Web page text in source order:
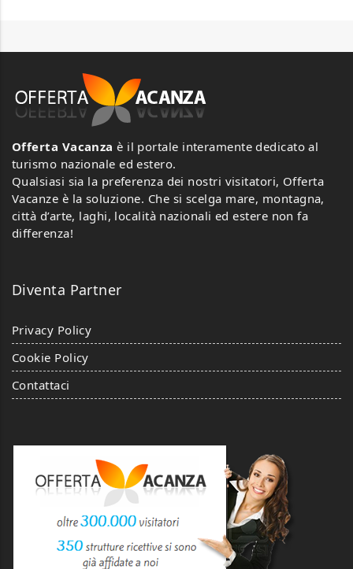
Offerta Vacanza è il portale interamente dedicato al
turismo nazionale ed estero.
Qualsiasi sia la preferenza dei nostri visitatori, Offerta
Vacanze è la soluzione. Che si scelga mare, montagna,
città d’arte, laghi, località nazionali ed estere non fa
differenza!
Diventa Partner
Privacy Policy
Cookie Policy
Contattaci